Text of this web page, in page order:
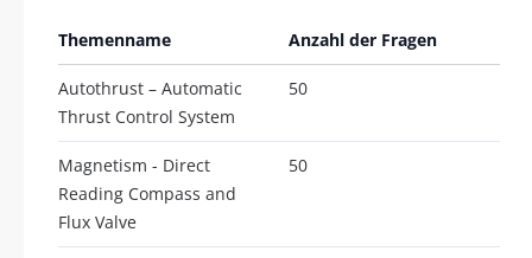
Themenname Anzahl der Fragen
Autothrust – Automatic
Thrust Control System
50
Magnetism - Direct
Reading Compass and
Flux Valve
50